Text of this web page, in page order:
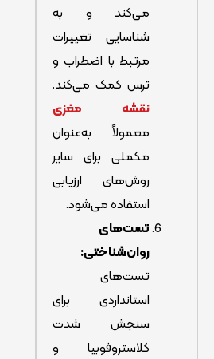
می‌کند و به
شناسایی تغییرات
مرتبط با اضطراب و
ترس کمک می‌کند.
نقشه مغزی
معمولاً به‌عنوان
مکملی برای سایر
روش‌های ارزیابی
استفاده می‌شود.
تست‌های
روان‌شناختی:
تست‌های
استانداردی برای
سنجش شدت
کلاستروفوبیا و